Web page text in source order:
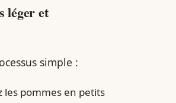
léger et
simple :
les pommes en petits